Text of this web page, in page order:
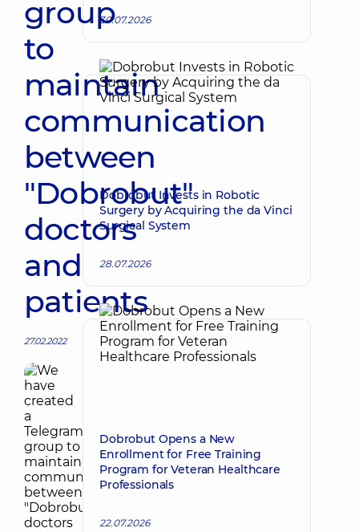
group
to
maintain
communication
between
"Dobrobut"
doctors
and
patients
27.02.2022
30.07.2026
Dobrobut Invests in Robotic
Surgery by Acquiring the da Vinci
Surgical System
28.07.2026
Dobrobut Opens a New
Enrollment for Free Training
Program for Veteran Healthcare
Professionals
22.07.2026